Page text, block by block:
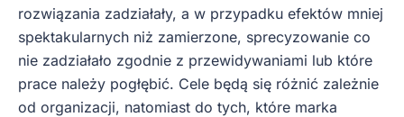
rozwiązania zadziałały, a w przypadku efektów mniej
spektakularnych niż zamierzone, sprecyzowanie co
nie zadziałało zgodnie z przewidywaniami lub które
prace należy pogłębić. Cele będą się różnić zależnie
od organizacji, natomiast do tych, które marka